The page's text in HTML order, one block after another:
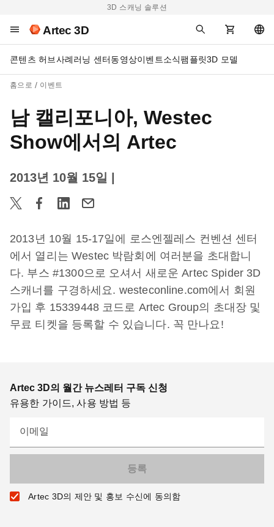
3D 스캐닝 솔루션
Artec 3D
콘텐츠 허브사례러닝 센터동영상이벤트소식팸플릿3D 모델
홈으로 이벤트
남 캘리포니아, Westec
Show에서의 Artec
2013년 10월 15일
2013년 10월 15-17일에 로스엔젤레스 컨벤션 센터
에서 열리는 Westec 박람회에 여러분을 초대합니
다. 부스 #1300으로 오셔서 새로운 Artec Spider 3D
스캐너를 구경하세요. westeconline.com에서 회원
가입 후 15339448 코드로 Artec Group의 초대장 및
무료 티켓을 등록할 수 있습니다. 꼭 만나요!
Artec 3D의 월간 뉴스레터 구독 신청
유용한 가이드, 사용 방법 등
이메일
Artec 3D의 제안 및 홍보 수신에 동의함